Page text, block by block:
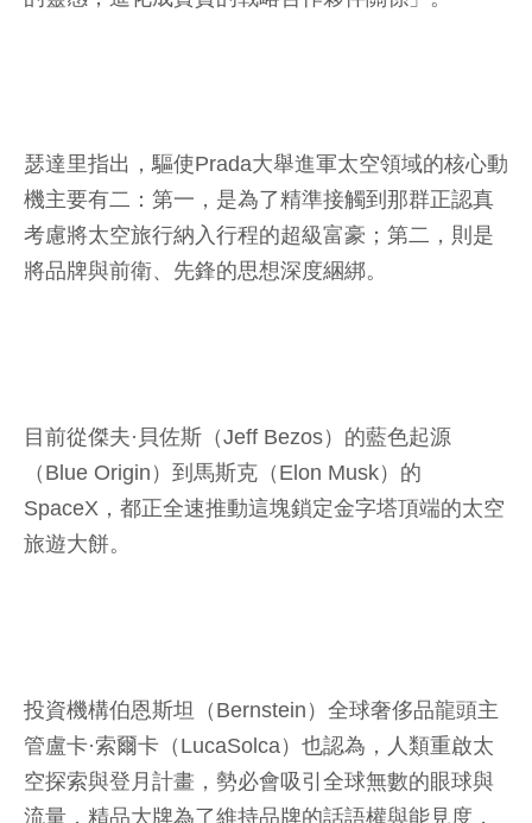
瑟達里指出，驅使Prada大舉進軍太空領域的核心動
機主要有二：第一，是為了精準接觸到那群正認真
考慮將太空旅行納入行程的超級富豪；第二，則是
將品牌與前衛、先鋒的思想深度綑綁。
目前從傑夫·貝佐斯（Jeff Bezos）的藍色起源
（Blue Origin）到馬斯克（Elon Musk）的
SpaceX，都正全速推動這塊鎖定金字塔頂端的太空
旅遊大餅。
投資機構伯恩斯坦（Bernstein）全球奢侈品龍頭主
管盧卡·索爾卡（LucaSolca）也認為，人類重啟太
空探索與登月計畫，勢必會吸引全球無數的眼球與
流量，精品大牌為了維持品牌的話語權與能見度，